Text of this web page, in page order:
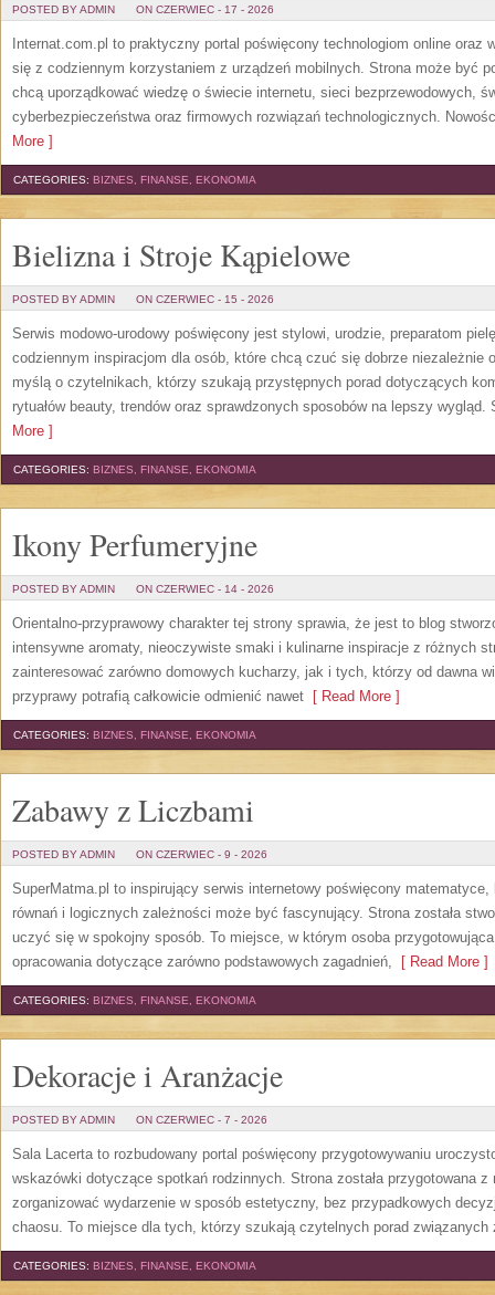
POSTED BY ADMIN ON CZERWIEC - 17 - 2026
Internat.com.pl to praktyczny portal poświęcony technologiom online oraz
się z codziennym korzystaniem z urządzeń mobilnych. Strona może być
chcą uporządkować wiedzę o świecie internetu, sieci bezprzewodowych,
cyberbezpieczeństwa oraz firmowych rozwiązań technologicznych.
More ]
CATEGORIES: BIZNES, FINANSE, EKONOMIA
Bielizna i Stroje Kąpielowe
POSTED BY ADMIN ON CZERWIEC - 15 - 2026
Serwis modowo-urodowy poświęcony jest stylowi, urodzie, preparatom
codziennym inspiracjom dla osób, które chcą czuć się dobrze niezależnie
myślą o czytelnikach, którzy szukają przystępnych porad dotyczących
rytuałów beauty, trendów oraz sprawdzonych sposobów na lepszy wygląd.
More ]
CATEGORIES: BIZNES, FINANSE, EKONOMIA
Ikony Perfumeryjne
POSTED BY ADMIN ON CZERWIEC - 14 - 2026
Orientalno-przyprawowy charakter tej strony sprawia, że jest to blog
intensywne aromaty, nieoczywiste smaki i kulinarne inspiracje z różnych
zainteresować zarówno domowych kucharzy, jak i tych, którzy od dawna
przyprawy potrafią całkowicie odmienić nawet [ Read More ]
CATEGORIES: BIZNES, FINANSE, EKONOMIA
Zabawy z Liczbami
POSTED BY ADMIN ON CZERWIEC - 9 - 2026
SuperMatma.pl to inspirujący serwis internetowy poświęcony
równań i logicznych zależności może być fascynujący. Strona została
uczyć się w spokojny sposób. To miejsce, w którym osoba
opracowania dotyczące zarówno podstawowych zagadnień, [ Read More ]
CATEGORIES: BIZNES, FINANSE, EKONOMIA
Dekoracje i Aranżacje
POSTED BY ADMIN ON CZERWIEC - 7 - 2026
Sala Lacerta to rozbudowany portal poświęcony przygotowywaniu
wskazówki dotyczące spotkań rodzinnych. Strona została przygotowana
zorganizować wydarzenie w sposób estetyczny, bez przypadkowych
chaosu. To miejsce dla tych, którzy szukają czytelnych porad związanych
CATEGORIES: BIZNES, FINANSE, EKONOMIA